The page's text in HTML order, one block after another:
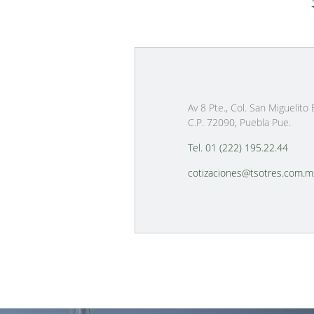
Av 8 Pte., Col. San Miguelito
C.P. 72090, Puebla Pue.
Tel. 01 (222) 195.22.44